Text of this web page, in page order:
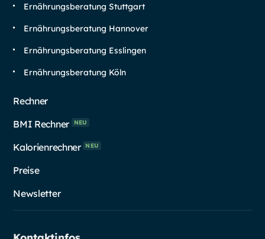
Ernährungsberatung Stuttgart
Ernährungsberatung Hannover
Ernährungsberatung Esslingen
Ernährungsberatung Köln
Rechner
BMI Rechner
NEU
Kalorienrechner NEU
Preise
Newsletter